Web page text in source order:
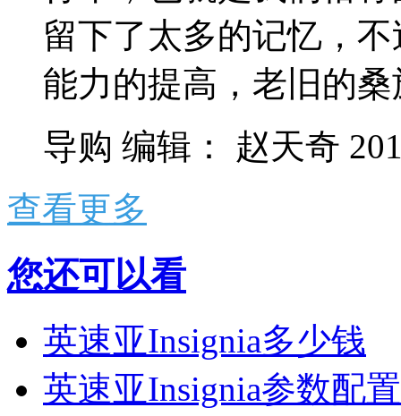
留下了太多的记忆，
能力的提高，老旧的
导购 编辑： 赵天奇
查看更多
您还可以看
英速亚Insignia多少钱
英速亚Insignia参数配置